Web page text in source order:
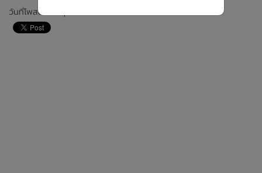
วันที่โพสต์: 1 มิถุนายน 2020